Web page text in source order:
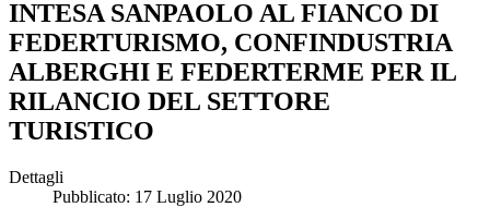
INTESA SANPAOLO AL FIANCO DI
FEDERTURISMO, CONFINDUSTRIA
ALBERGHI E FEDERTERME PER IL
RILANCIO DEL SETTORE
TURISTICO
Dettagli
Pubblicato: 17 Luglio 2020